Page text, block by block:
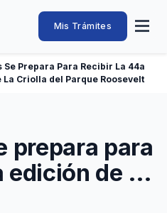
Intendencia
de
Canelones
Abrir
Mis Trámites
Se Prepara Para Recibir La 44a
La Criolla del Parque Roosevelt
prepara para
edición de la